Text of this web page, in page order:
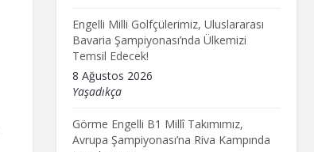
Engelli Milli Golfçülerimiz, Uluslararası
Bavaria Şampiyonası’nda Ülkemizi
Temsil Edecek!
8 Ağustos 2026
Yaşadıkça
Görme Engelli B1 Millî Takımımız,
Avrupa Şampiyonası’na Riva Kampında